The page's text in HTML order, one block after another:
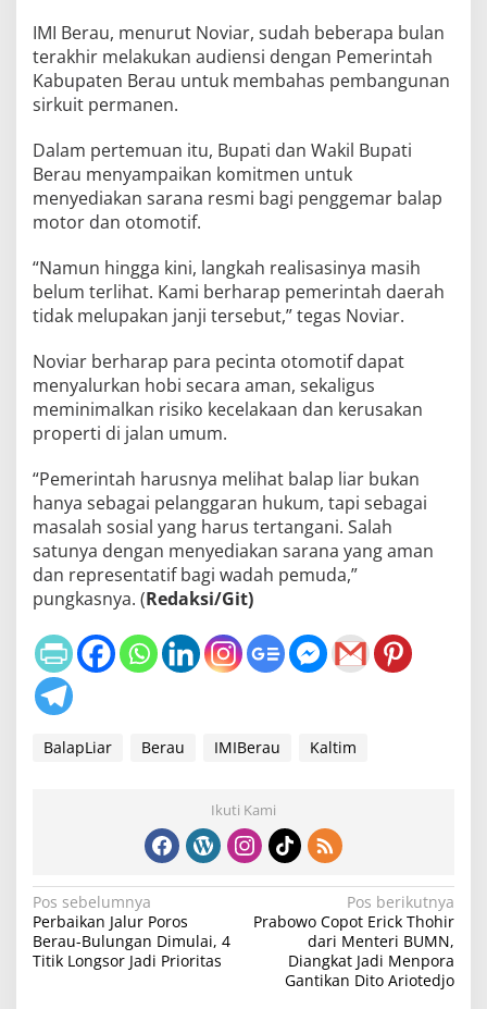
IMI Berau, menurut Noviar, sudah beberapa bulan
terakhir melakukan audiensi dengan Pemerintah
Kabupaten Berau untuk membahas pembangunan
sirkuit permanen.
Dalam pertemuan itu, Bupati dan Wakil Bupati
Berau menyampaikan komitmen untuk
menyediakan sarana resmi bagi penggemar balap
motor dan otomotif.
“Namun hingga kini, langkah realisasinya masih
belum terlihat. Kami berharap pemerintah daerah
tidak melupakan janji tersebut,” tegas Noviar.
Noviar berharap para pecinta otomotif dapat
menyalurkan hobi secara aman, sekaligus
meminimalkan risiko kecelakaan dan kerusakan
properti di jalan umum.
“Pemerintah harusnya melihat balap liar bukan
hanya sebagai pelanggaran hukum, tapi sebagai
masalah sosial yang harus tertangani. Salah
satunya dengan menyediakan sarana yang aman
dan representatif bagi wadah pemuda,”
pungkasnya. (Redaksi/Git)
BalapLiar Berau IMIBerau Kaltim
Ikuti Kami
N
a
v
Pos sebelumnya
Perbaikan Jalur Poros
Berau-Bulungan Dimulai, 4
Titik Longsor Jadi Prioritas
Pos berikutnya
Prabowo Copot Erick Thohir
dari Menteri BUMN,
Diangkat Jadi Menpora
Gantikan Dito Ariotedjo